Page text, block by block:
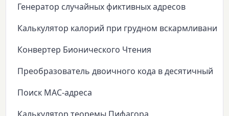
Генератор случайных фиктивных адресов
Калькулятор калорий при грудном вскармливании
Конвертер Бионического Чтения
Преобразователь двоичного кода в десятичный
Поиск MAC-адреса
Калькулятор теоремы Пифагора